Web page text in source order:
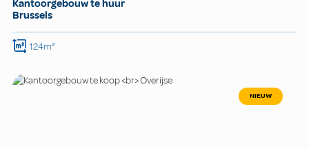
Kantoorgebouw te huur
Brussels
124m²
NIEUW